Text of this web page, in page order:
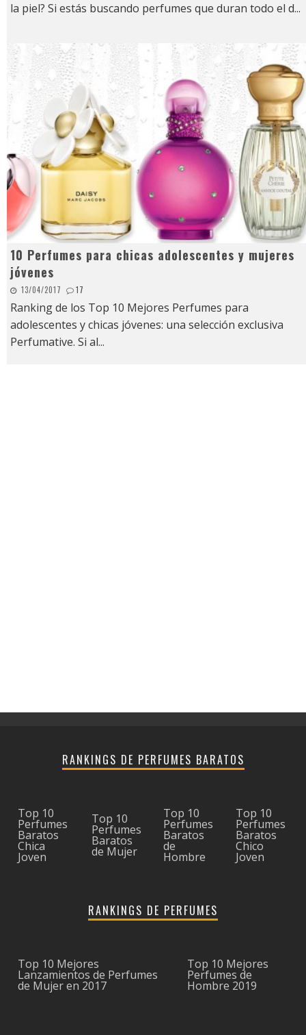
la piel? Si estás buscando perfumes que duran todo el d...
10 Perfumes para chicas adolescentes y mujeres
jóvenes
13/04/2017 17
Ranking de los Top 10 Mejores Perfumes para
adolescentes y chicas jóvenes: una selección exclusiva
Perfumative. Si al...
RANKINGS DE PERFUMES BARATOS
Top 10
Perfumes
Baratos
Chica
Joven
Top 10
Perfumes
Baratos
de Mujer
Top 10
Perfumes
Baratos
de
Hombre
Top 10
Perfumes
Baratos
Chico
Joven
RANKINGS DE PERFUMES
Top 10 Mejores
Lanzamientos de Perfumes
de Mujer en 2017
Top 10 Mejores
Perfumes de
Hombre 2019